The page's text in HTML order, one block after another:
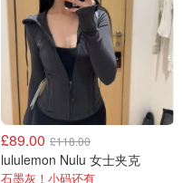
£89.00 £118.00
lululemon Nulu 女士夹克
石墨灰！小码还有